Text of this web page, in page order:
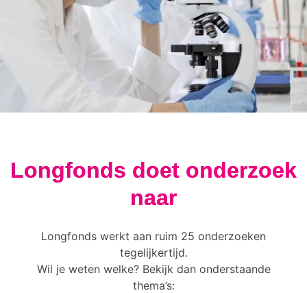
Longfonds doet onderzoek
naar
Longfonds werkt aan ruim 25 onderzoeken
tegelijkertijd.
Wil je weten welke? Bekijk dan onderstaande
thema’s: